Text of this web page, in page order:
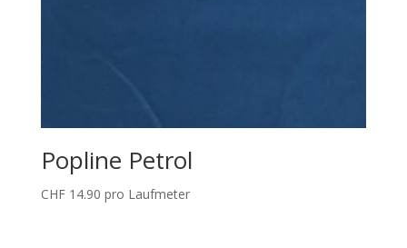
Popline Petrol
CHF14.90 pro Laufmeter